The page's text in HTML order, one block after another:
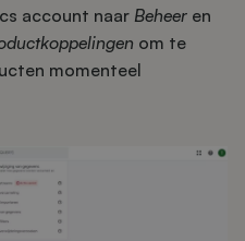
account naar Beheer en
om te
momenteel